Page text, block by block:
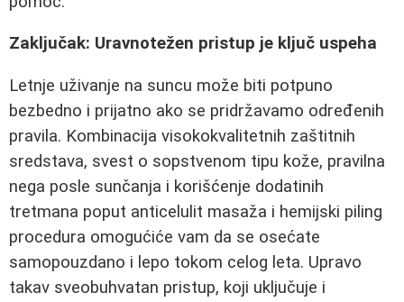
Zaključak: Uravnotežen pristup je ključ uspeha
Letnje uživanje na suncu može biti potpuno
bezbedno i prijatno ako se pridržavamo određenih
pravila. Kombinacija visokokvalitetnih zaštitnih
sredstava, svest o sopstvenom tipu kože, pravilna
nega posle sunčanja i korišćenje dodatinih
tretmana poput anticelulit masaža i hemijski piling
procedura omogućiće vam da se osećate
samopouzdano i lepo tokom celog leta. Upravo
takav sveobuhvatan pristup, koji uključuje i